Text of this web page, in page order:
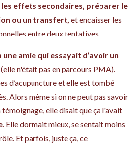
effets secondaires, préparer le
ou un transfert, et encaisser les
entre deux tentatives.
une amie qui essayait d’avoir un
(elle n'était pas en parcours PMA).
d’acupuncture et elle est tombé
Alors même si on ne peut pas savoir
témoignage, elle disait que ça l'avait
. Elle dormait mieux, se sentait moins
Et parfois, juste ça, ce